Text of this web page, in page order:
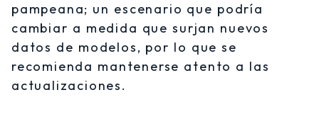
pampeana; un escenario que podría
cambiar a medida que surjan nuevos
datos de modelos, por lo que se
recomienda mantenerse atento a las
actualizaciones.